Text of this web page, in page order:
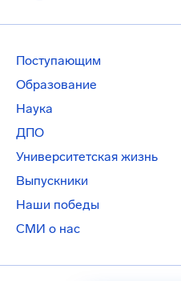
Поступающим
Образование
Наука
ДПО
Университетская жизнь
Выпускники
Наши победы
СМИ о нас